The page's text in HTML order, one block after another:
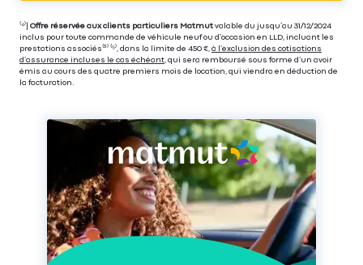
⁽⁴⁾| Offre réservée aux clients particuliers Matmut valable du jusqu’au 31/12/2024
inclus pour toute commande de véhicule neuf ou d’occasion en LLD, incluant les
prestations associés⁽³⁾ ⁽⁵⁾, dans la limite de 450 €, à l’exclusion des cotisations
d’assurance incluses le cas échéant, qui sera remboursé sous forme d’un avoir
émis au cours des quatre premiers mois de location, qui viendra en déduction de
la facturation.